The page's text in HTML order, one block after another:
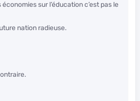
sur l’éducation c’est pas le
nation radieuse.